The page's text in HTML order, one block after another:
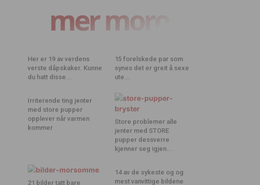
mer moro
Her er 19 av verdens
verste dåpskaker. Kunne
du hatt disse...
15 forelskede par som
synes det er greit å sexe
ute...
Irriterende ting jenter
med store pupper
opplever når varmen
kommer
Store problemer alle
jenter med STORE
pupper dessverre
kjenner seg igjen...
21 bilder tatt bare
14 av de sykeste og og
mest vanvittige bildene